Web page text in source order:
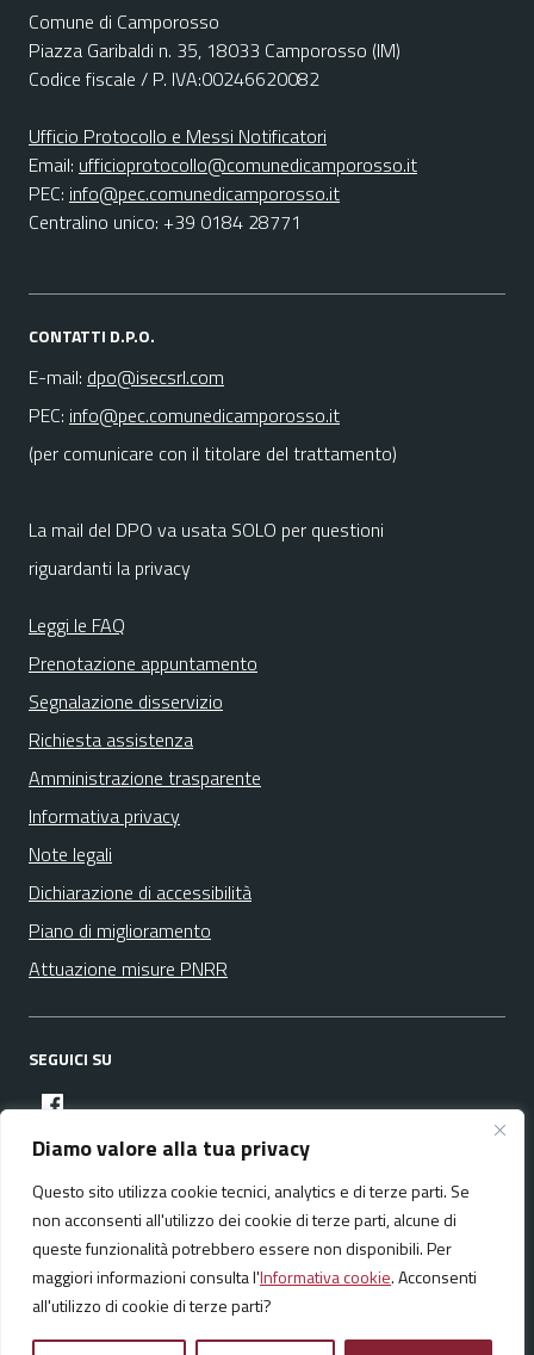
Diamo valore alla tua privacy
Questo sito utilizza cookie tecnici, analytics e di terze parti. Se
non acconsenti all'utilizzo dei cookie di terze parti, alcune di
queste funzionalità potrebbero essere non disponibili. Per
maggiori informazioni consulta l'Informativa cookie. Acconsenti
all'utilizzo di cookie di terze parti?
Comune di Camporosso
Piazza Garibaldi n. 35, 18033 Camporosso (IM)
Codice fiscale / P. IVA:00246620082
Ufficio Protocollo e Messi Notificatori
Email: ufficioprotocollo@comunedicamporosso.it
PEC: info@pec.comunedicamporosso.it
Centralino unico: +39 0184 28771
CONTATTI D.P.O.
E-mail: dpo@isecsrl.com
PEC: info@pec.comunedicamporosso.it
(per comunicare con il titolare del trattamento)
La mail del DPO va usata SOLO per questioni
riguardanti la privacy
Leggi le FAQ
Prenotazione appuntamento
Segnalazione disservizio
Richiesta assistenza
Amministrazione trasparente
Informativa privacy
Note legali
Dichiarazione di accessibilità
Piano di miglioramento
Attuazione misure PNRR
SEGUICI SU
facebook
Media policy Mappa del sito
Realizzato da:NeMeA Sistemi Srl